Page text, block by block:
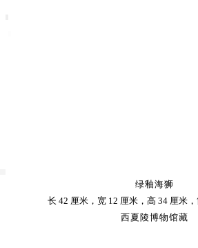
绿釉海狮
长 42 厘米，宽 12 厘米，高 34 厘米
西夏陵博物馆藏